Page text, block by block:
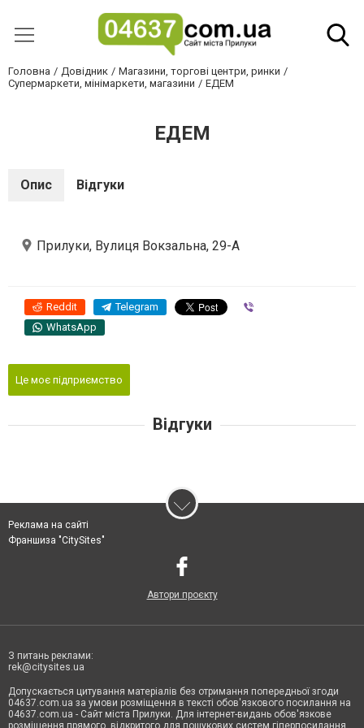
Головна Довідник
Магазини, торгові центри, ринки
Супермаркети, мінімаркети, магазини
ЕДЕМ
ЕДЕМ
Опис Відгуки
Прилуки, Вулиця Вокзальна, 29-А
Reddit Telegram
WhatsApp
Це моє підприємство
Відгуки
Реклама на сайті
Франшиза "CitySites"
Автори проєкту
З питань реклами:
rek@citysites.ua
Допускається цитування матеріалів без отримання попередньої згоди
04637.com.ua за умови розміщення в тексті обов'язкового посилання на
04637.com.ua - Сайт міста Прилуки. Для інтернет-видань обов'язкове
розміщення прямого, відкритого для пошукових систем гіперпосилання